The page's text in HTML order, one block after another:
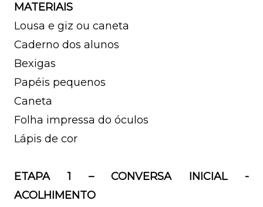
MATERIAIS
Lousa e giz ou caneta
Caderno dos alunos
Bexigas
Papéis pequenos
Caneta
Folha impressa do óculos
Lápis de cor
ETAPA 1 – CONVERSA INICIAL -
ACOLHIMENTO